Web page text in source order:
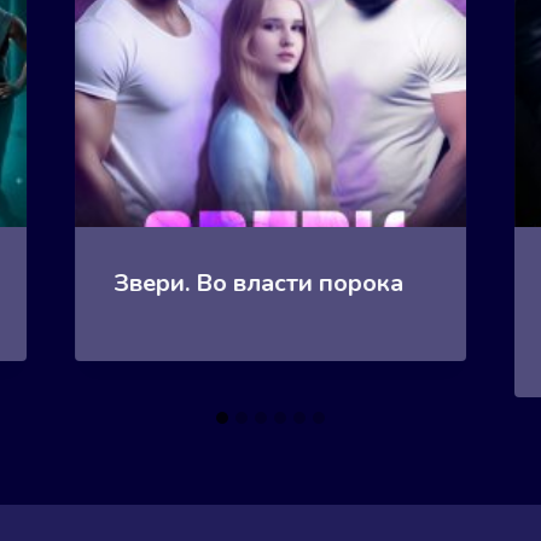
Звери. Во власти порока